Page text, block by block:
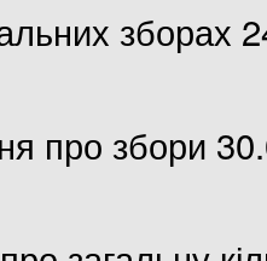
про збори